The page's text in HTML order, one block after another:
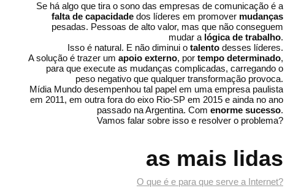
Se há algo que tira o sono das empresas de comunicação é a
falta de capacidade dos líderes em promover mudanças
pesadas. Pessoas de alto valor, mas que não conseguem
mudar a lógica de trabalho.
Isso é natural. E não diminui o talento desses líderes.
A solução é trazer um apoio externo, por tempo determinado,
para que execute as mudanças complicadas, carregando o
peso negativo que qualquer transformação provoca.
Mídia Mundo desempenhou tal papel em uma empresa paulista
em 2011, em outra fora do eixo Rio-SP em 2015 e ainda no ano
passado na Argentina. Com enorme sucesso.
Vamos falar sobre isso e resolver o problema?
as mais lidas
O que é e para que serve a Internet?